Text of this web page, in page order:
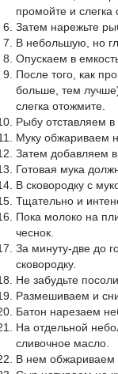
промойте и
Затем нарежьте
В небольшую, но
Опускаем в
После того, как
больше, тем
слегка отожмите.
Рыбу отставляем в
Муку обжариваем
Затем добавляем в
Готовая мука
В сковородку с
Тщательно и
Пока молоко на
чеснок.
За минуту-две до
сковородку.
Не забудьте
Размешиваем и
Батон нарезаем
На отдельной
сливочное масло.
В нем обжариваем